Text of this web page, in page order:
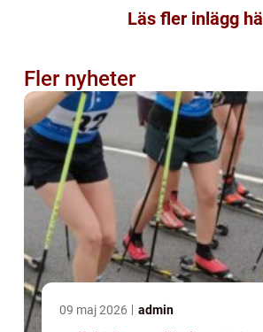
Läs fler inlägg
Fler nyheter
09 maj 2026 admin